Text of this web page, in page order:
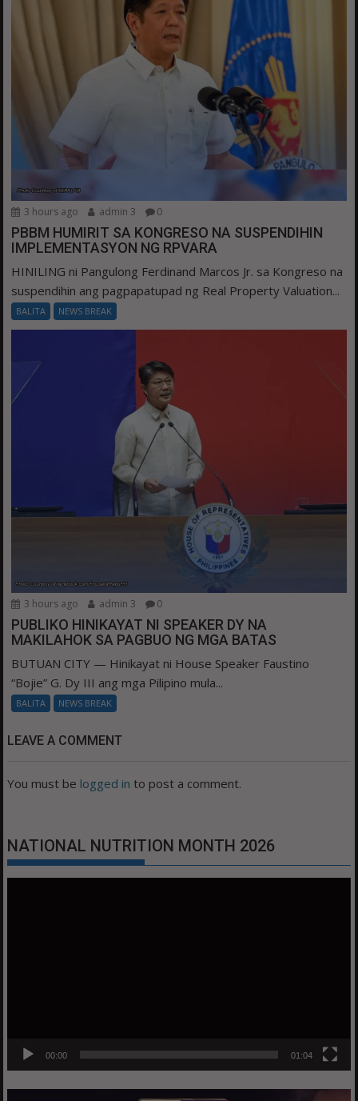
3 hours ago admin 3 0
PBBM HUMIRIT SA KONGRESO NA SUSPENDIHIN
IMPLEMENTASYON NG RPVARA
HINILING ni Pangulong Ferdinand Marcos Jr. sa Kongreso na
suspendihin ang pagpapatupad ng Real Property Valuation...
BALITA NEWS BREAK
3 hours ago admin 3 0
PUBLIKO HINIKAYAT NI SPEAKER DY NA
MAKILAHOK SA PAGBUO NG MGA BATAS
BUTUAN CITY — Hinikayat ni House Speaker Faustino
“Bojie” G. Dy III ang mga Pilipino mula...
BALITA NEWS BREAK
LEAVE A COMMENT
You must be logged in to post a comment.
NATIONAL NUTRITION MONTH 2026
00:00 01:04